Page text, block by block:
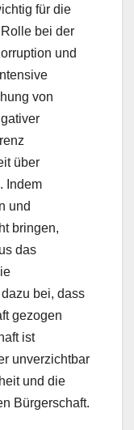
für die
bei der
und
von
über
Indem
und
bringen,
das
bei, dass
gezogen
ist
unverzichtbar
und die
Bürgerschaft.